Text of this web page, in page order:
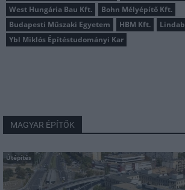
West Hungária Bau Kft.
Bohn Mélyépítő Kft.
Budapesti Műszaki Egyetem
HBM Kft. Lindab
Ybl Miklós Építéstudományi Kar
MAGYAR ÉPÍTŐK
Útépítés